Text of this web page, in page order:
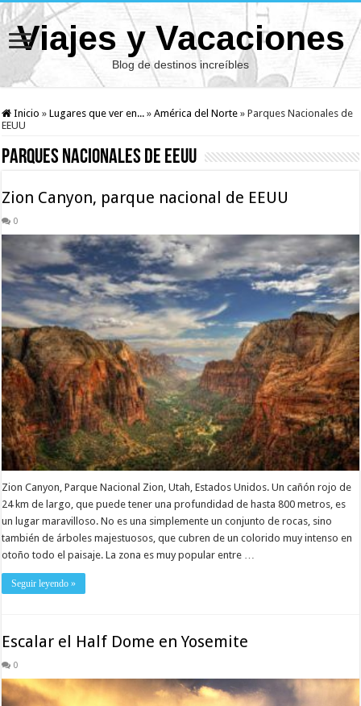
Viajes y Vacaciones
Blog de destinos increíbles
Inicio » Lugares que ver en... » América del Norte » Parques Nacionales de
EEUU
Parques Nacionales de EEUU
Zion Canyon, parque nacional de EEUU
0
Zion Canyon, Parque Nacional Zion, Utah, Estados Unidos. Un cañón rojo de
24 km de largo, que puede tener una profundidad de hasta 800 metros, es
un lugar maravilloso. No es una simplemente un conjunto de rocas, sino
también de árboles majestuosos, que cubren de un colorido muy intenso en
otoño todo el paisaje. La zona es muy popular entre …
Seguir leyendo »
Escalar el Half Dome en Yosemite
0